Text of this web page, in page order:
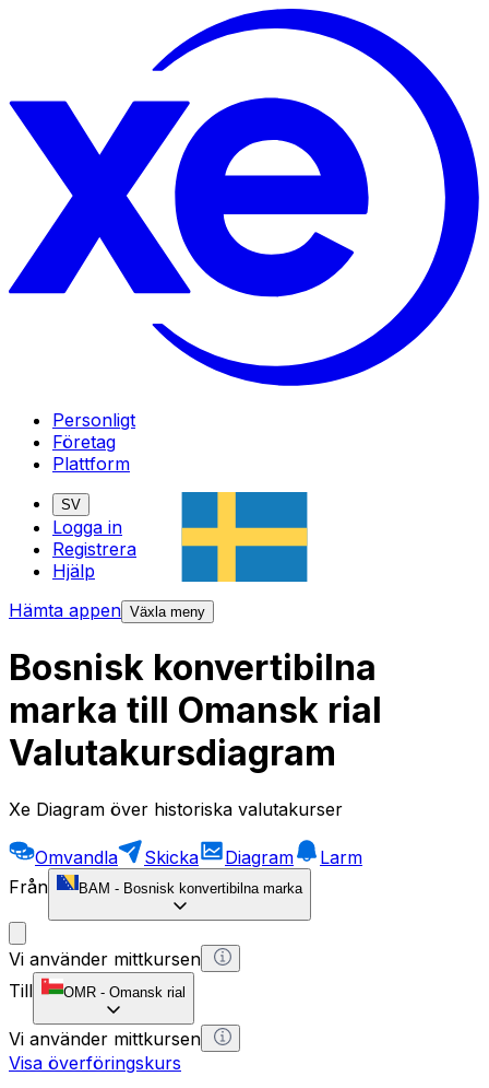
Personligt
Företag
Plattform
SV
Logga in
Registrera
Hjälp
Hämta appen Växla meny
Bosnisk konvertibilna
marka till Omansk rial
Valutakursdiagram
Xe Diagram över historiska valutakurser
Omvandla Skicka Diagram
Larm
Från
BAM - Bosnisk konvertibilna marka
Vi använder mittkursen
Till
OMR - Omansk rial
Vi använder mittkursen
Visa överföringskurs